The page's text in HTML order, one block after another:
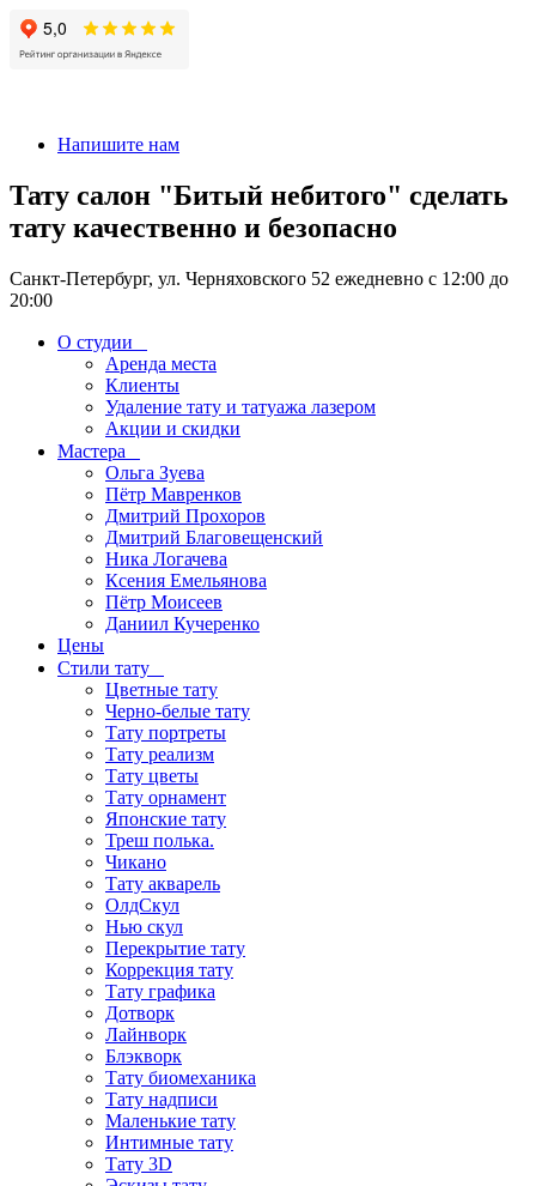
Напишите нам
Тату салон "Битый небитого" сделать
тату качественно и безопасно
Санкт-Петербург, ул. Черняховского 52 ежедневно с 12:00 до
20:00
О студии
Аренда места
Клиенты
Удаление тату и татуажа лазером
Акции и скидки
Мастера
Ольга Зуева
Пётр Мавренков
Дмитрий Прохоров
Дмитрий Благовещенский
Ника Логачева
Ксения Емельянова
Пётр Моисеев
Даниил Кучеренко
Цены
Стили тату
Цветные тату
Черно-белые тату
Тату портреты
Тату реализм
Тату цветы
Тату орнамент
Японские тату
Треш полька.
Чикано
Тату акварель
ОлдСкул
Нью скул
Перекрытие тату
Коррекция тату
Тату графика
Дотворк
Лайнворк
Блэкворк
Тату биомеханика
Тату надписи
Маленькие тату
Интимные тату
Тату 3D